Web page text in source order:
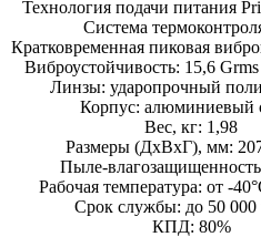
Технология подачи питания
Система
Кратковременная пиковая
Виброустойчивость: 15,6
Линзы: ударопрочный
Корпус: алюминиевый
Вес, кг: 1,98
Размеры (ДхВхГ), мм:
Пыле-
Рабочая температура: от -
Срок службы: до 50 000
КПД: 80%